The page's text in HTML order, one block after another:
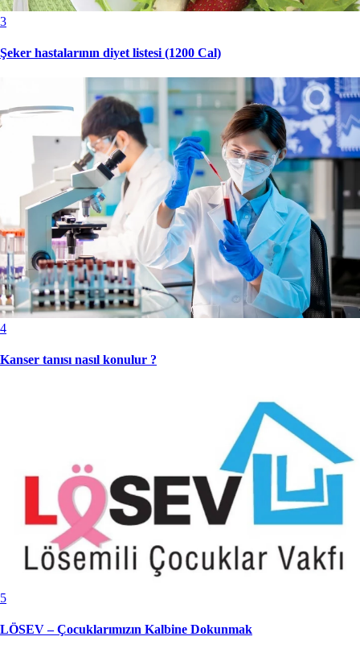
3
Şeker hastalarının diyet listesi (1200 Cal)
4
Kanser tanısı nasıl konulur ?
5
LÖSEV – Çocuklarımızın Kalbine Dokunmak